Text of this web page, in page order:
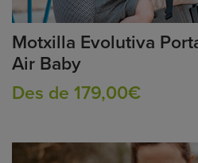
Motxilla Evolutiva
Air Baby
Des de 179,00€